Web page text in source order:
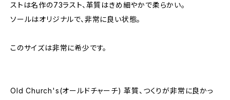
ストは名作の73ラスト、革質はきめ細やかで柔らかい。
ソールはオリジナルで、非常に良い状態。
このサイズは非常に希少です。
Old Church's(オールドチャーチ) 革質、つくりが非常に良かっ